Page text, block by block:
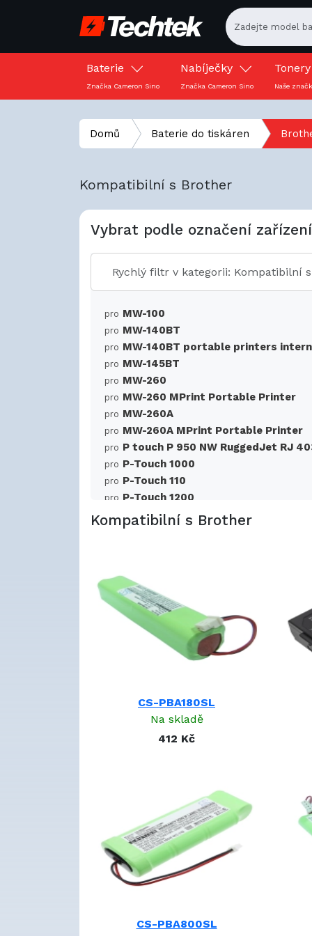
Baterie
Značka Cameron Sino
Nabíječky
Značka Cameron Sino
Tonery
Naše
Domů Baterie do tiskáren
Kompatibilní s Brother
Vybrat podle označení zařízení
pro MW-100
pro MW-140BT
pro MW-140BT portable printers
pro MW-145BT
pro MW-260
pro MW-260 MPrint Portable Printer
pro MW-260A
pro MW-260A MPrint Portable Printer
pro P touch P 950 NW RuggedJet RJ
pro P-Touch 1000
pro P-Touch 110
pro P-Touch 1200
P-Touch 1200P
P-Touch 1250
pro P-Touch 200
pro P-Touch 2000
pro P-Touch 2400
P-Touch 300
P-Touch 3000
P-Touch 340C
P-Touch 5000
P-Touch 540
P-touch H300/LI
PA-BB-001
PA-BB-002
pro PJ-520
pro PJ-522
pro PJ-523
PJ-563
Kompatibilní s Brother
CS-PBA180SL
Na skladě
412 Kč
CS-PBA800SL